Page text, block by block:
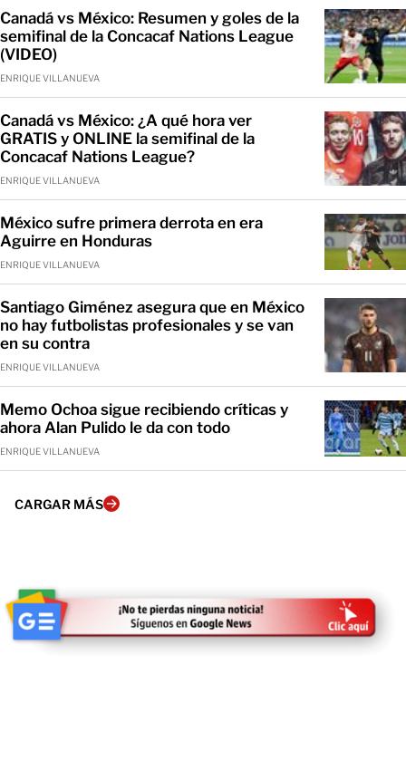
Canadá vs México: Resumen y goles de la
semifinal de la Concacaf Nations League
(VIDEO)
ENRIQUE VILLANUEVA
Canadá vs México: ¿A qué hora ver
GRATIS y ONLINE la semifinal de la
Concacaf Nations League?
ENRIQUE VILLANUEVA
México sufre primera derrota en era
Aguirre en Honduras
ENRIQUE VILLANUEVA
Santiago Giménez asegura que en México
no hay futbolistas profesionales y se van
en su contra
ENRIQUE VILLANUEVA
Memo Ochoa sigue recibiendo críticas y
ahora Alan Pulido le da con todo
ENRIQUE VILLANUEVA
CARGAR MÁS